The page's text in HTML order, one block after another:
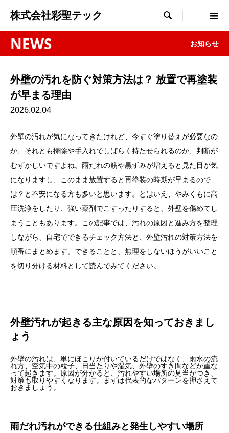
株式会社彩聖テック 
NEWS お知らせ
外壁の汚れを防ぐ対策方法は？ 放置で再塗装
が早まる理由
2026.02.04
外壁の汚れが気になってきたけれど、今すぐ塗り替えが必要なの
か、それとも掃除や手入れでしばらく持たせられるのか、判断が
むずかしいですよね。雨だれの筋や黒ずみが増えると見た目が気
になりますし、このまま放置すると再塗装の時期が早まるので
は？と不安になる方も多いと思います。とはいえ、やみくもに高
圧洗浄をしたり、強い薬剤でこすったりすると、外壁を傷めてし
まうこともあります。この記事では、汚れの原因と進み方を整理
しながら、自宅でできるチェック方法と、外壁汚れの対策方法を
順番にまとめます。できることと、無理をしないほうがいいこと
を切り分ける材料として読んでみてください。
外壁汚れが起きる主な原因を知っておきまし
ょう
外壁の汚れは、単にほこりが付いているだけではなく、雨水の流
れ方、空気中の粒子、日当たりや湿気、外壁のすき間などが重な
って起きます。原因が分かると、汚れやすい場所の見当がつき、
対策も取りやすくなります。まずは代表的なパターンを押さえて
おきましょう。
雨だれ汚れができる仕組みと発生しやすい場所